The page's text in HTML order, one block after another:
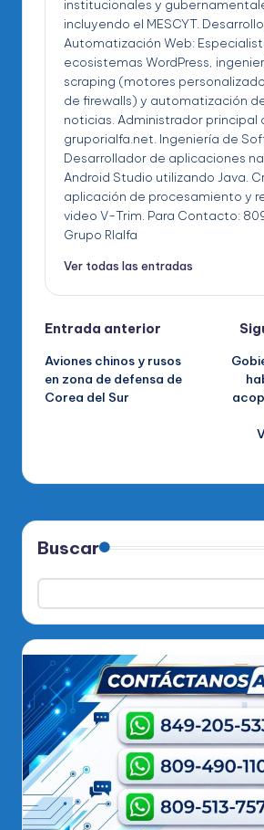
institucionales y
incluyendo el MESCYT.
Automatización Web:
ecosistemas WordPress,
scraping (motores
de firewalls) y automatización
noticias. Administrador principal
gruporialfa.net. Ingeniería de
Desarrollador de aplicaciones
Android Studio utilizando Java.
aplicación de procesamiento y
video V-Trim. Para Contacto:
Grupo RIalfa
Ver todas las entradas
Navegación
de
entradas
Entrada anterior
Aviones chinos y rusos
en zona de defensa de
Corea del Sur
Buscar